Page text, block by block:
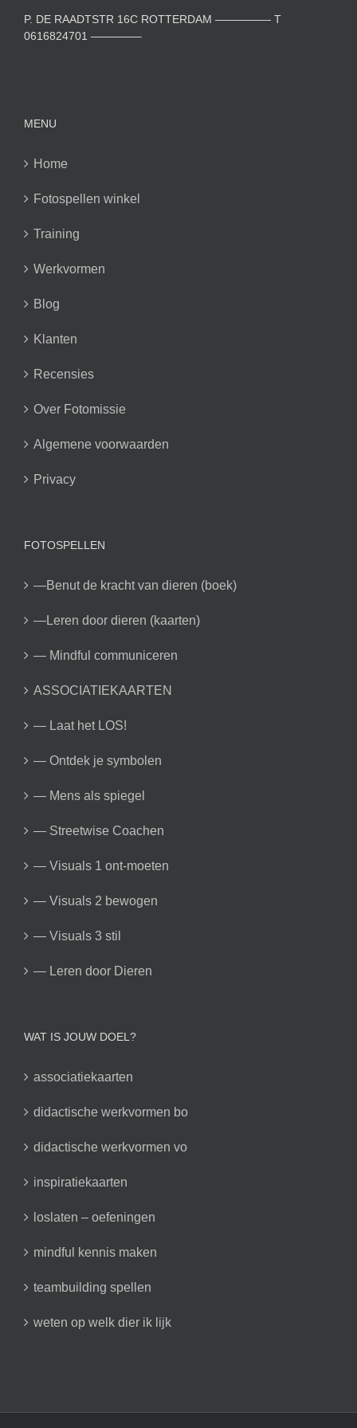
P. DE RAADTSTR 16C ROTTERDAM ————— T
0616824701 ————–
MENU
Home
Fotospellen winkel
Training
Werkvormen
Blog
Klanten
Recensies
Over Fotomissie
Algemene voorwaarden
Privacy
FOTOSPELLEN
—Benut de kracht van dieren (boek)
—Leren door dieren (kaarten)
— Mindful communiceren
ASSOCIATIEKAARTEN
— Laat het LOS!
— Ontdek je symbolen
— Mens als spiegel
— Streetwise Coachen
— Visuals 1 ont-moeten
— Visuals 2 bewogen
— Visuals 3 stil
— Leren door Dieren
WAT IS JOUW DOEL?
associatiekaarten
didactische werkvormen bo
didactische werkvormen vo
inspiratiekaarten
loslaten – oefeningen
mindful kennis maken
teambuilding spellen
weten op welk dier ik lijk